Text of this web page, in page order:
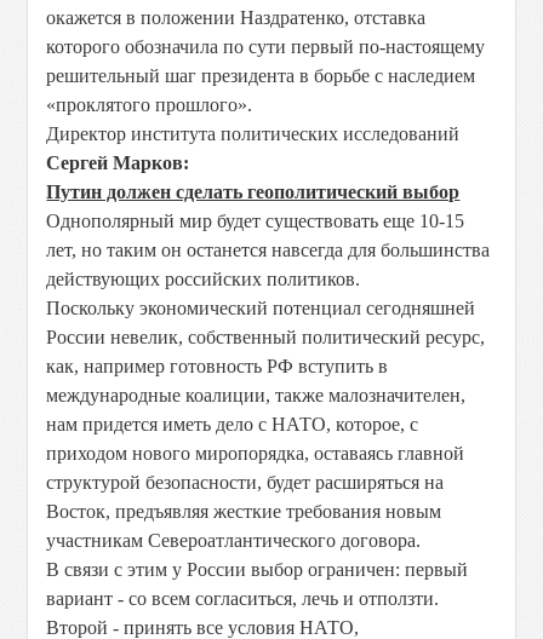
окажется в положении Наздратенко, отставка
которого обозначила по сути первый по-настоящему
решительный шаг президента в борьбе с наследием
«проклятого прошлого».
Директор института политических исследований
Сергей Марков:
Путин должен сделать геополитический выбор
Однополярный мир будет существовать еще 10-15
лет, но таким он останется навсегда для большинства
действующих российских политиков.
Поскольку экономический потенциал сегодняшней
России невелик, собственный политический ресурс,
как, например готовность РФ вступить в
международные коалиции, также малозначителен,
нам придется иметь дело с НАТО, которое, с
приходом нового миропорядка, оставаясь главной
структурой безопасности, будет расширяться на
Восток, предъявляя жесткие требования новым
участникам Североатлантического договора.
В связи с этим у России выбор ограничен: первый
вариант - со всем согласиться, лечь и отползти.
Второй - принять все условия НАТО,